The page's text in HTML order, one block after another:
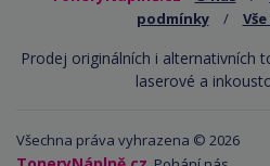
podmínky
/
Prodej originálních i alternativních
laserové a
Všechna práva vyhrazena © 2026